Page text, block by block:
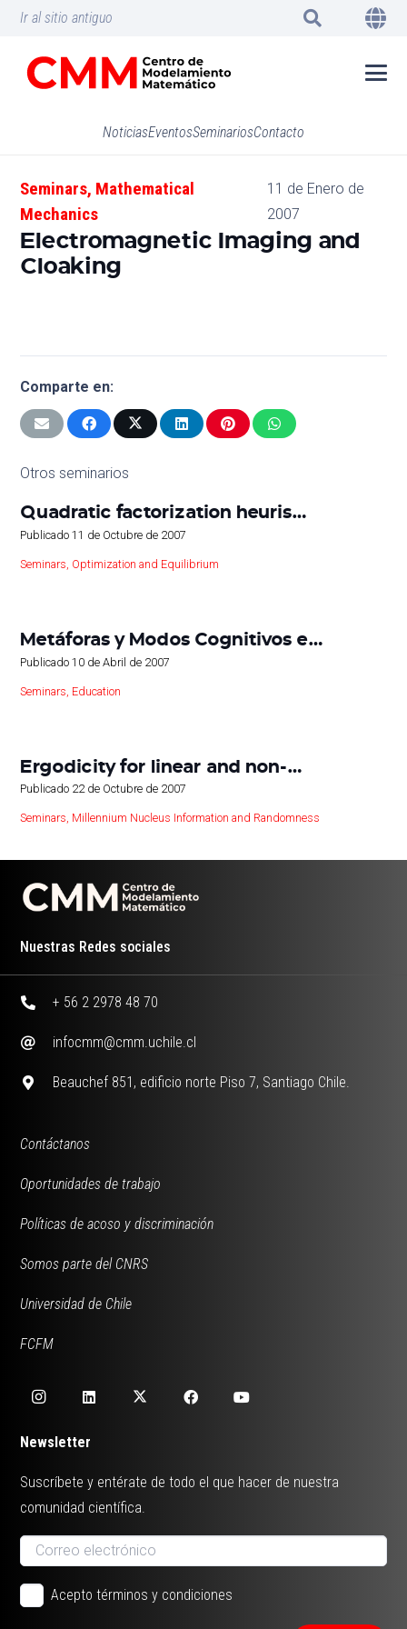
Ir al sitio antiguo
NoticiasEventosSeminariosContacto
Seminars, Mathematical
Mechanics
11 de Enero de
2007
Electromagnetic Imaging and
Cloaking
Comparte en:
Otros seminarios
Quadratic factorization heuris…
Publicado11 de Octubre de 2007
Seminars Optimization and Equilibrium
Metáforas y Modos Cognitivos e…
Publicado10 de Abril de 2007
Seminars Education
Ergodicity for linear and non-…
Publicado 22 de Octubre de 2007
Seminars, Millennium Nucleus Information and Randomness
Nuestras Redes sociales
+ 56 2 2978 48 70
infocmm@cmm.uchile.cl
Beauchef 851, edificio norte Piso 7, Santiago Chile.
Contáctanos
Oportunidades de trabajo
Políticas de acoso y discriminación
Somos parte del CNRS
Universidad de Chile
FCFM
Newsletter
Suscríbete y entérate de todo el que hacer de nuestra
comunidad científica.
Acepto términos y condiciones